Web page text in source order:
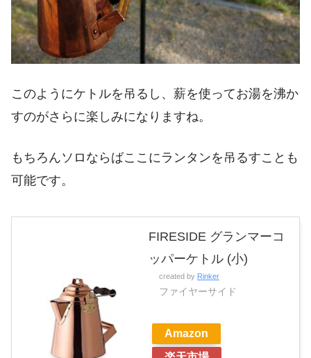
このようにケトルを吊るし、薪を使ってお湯を沸か
すのがさらに楽しみになりますね。
もちろんソロならばここにランタンを吊るすことも
可能です。
FIRESIDE グランマーコ
ッパーケトル (小)
created by Rinker
ファイヤーサイド
Amazon